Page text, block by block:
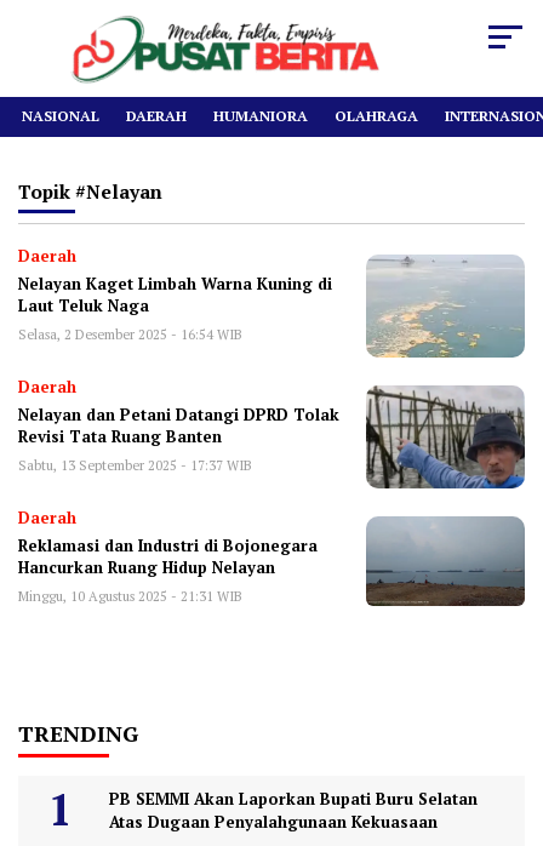
NASIONAL DAERAH HUMANIORA OLAHRAGA
Topik #nelayan
Daerah
Nelayan Kaget Limbah Warna Kuning di
Laut Teluk Naga
Selasa, 2 Desember 2025 - 16:54 WIB
Daerah
‎Nelayan dan Petani Datangi DPRD Tolak
Revisi Tata Ruang Banten
Sabtu, 13 September 2025 - 17:37 WIB
Daerah
Reklamasi dan Industri di Bojonegara
Hancurkan Ruang Hidup Nelayan
Minggu, 10 Agustus 2025 - 21:31 WIB
TRENDING
PB SEMMI Akan Laporkan Bupati Buru Selatan
Atas Dugaan Penyalahgunaan Kekuasaan